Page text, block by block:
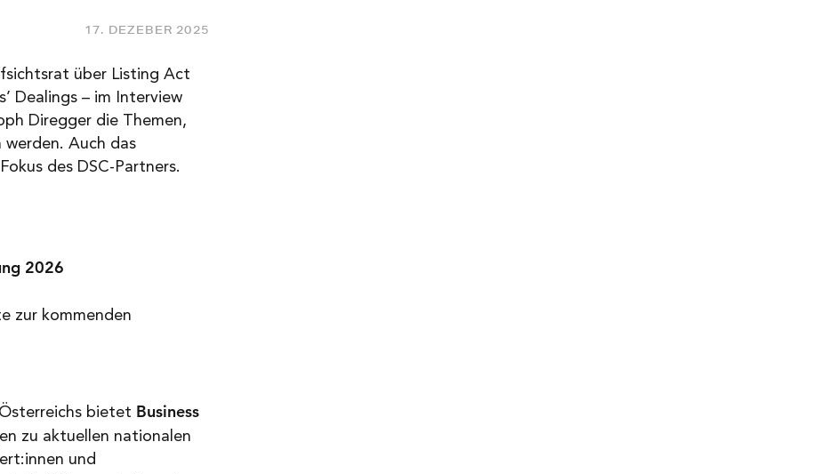
17. DEZEBER 2025
über Listing Act
Dealings – im Interview
Diregger die Themen,
werden. Auch das
des DSC-Partners.
2026
zur kommenden
bietet Business
zu aktuellen nationalen
und